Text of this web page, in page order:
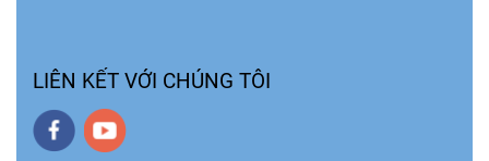
LIÊN KẾT VỚI CHÚNG TÔI